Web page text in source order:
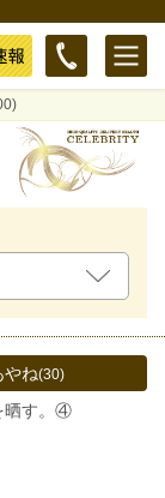
やね(30)
晒す。④